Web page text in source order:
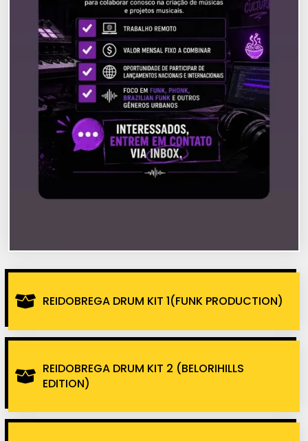
REIDOBREGA DRUM KIT 1(FUNK PRODUCTION)
REIDOBREGA DRUM KIT 2 (BELORIHILLS
EDITION)